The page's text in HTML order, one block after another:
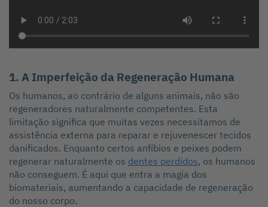
1. A Imperfeição da Regeneração Humana
Os humanos, ao contrário de alguns animais, não são
regeneradores naturalmente competentes. Esta
limitação significa que muitas vezes necessitamos de
assistência externa para reparar e rejuvenescer tecidos
danificados. Enquanto certos anfíbios e peixes podem
regenerar naturalmente os dentes perdidos, os humanos
não conseguem. É aqui que entra a magia dos
biomateriais, aumentando a capacidade de regeneração
do nosso corpo.